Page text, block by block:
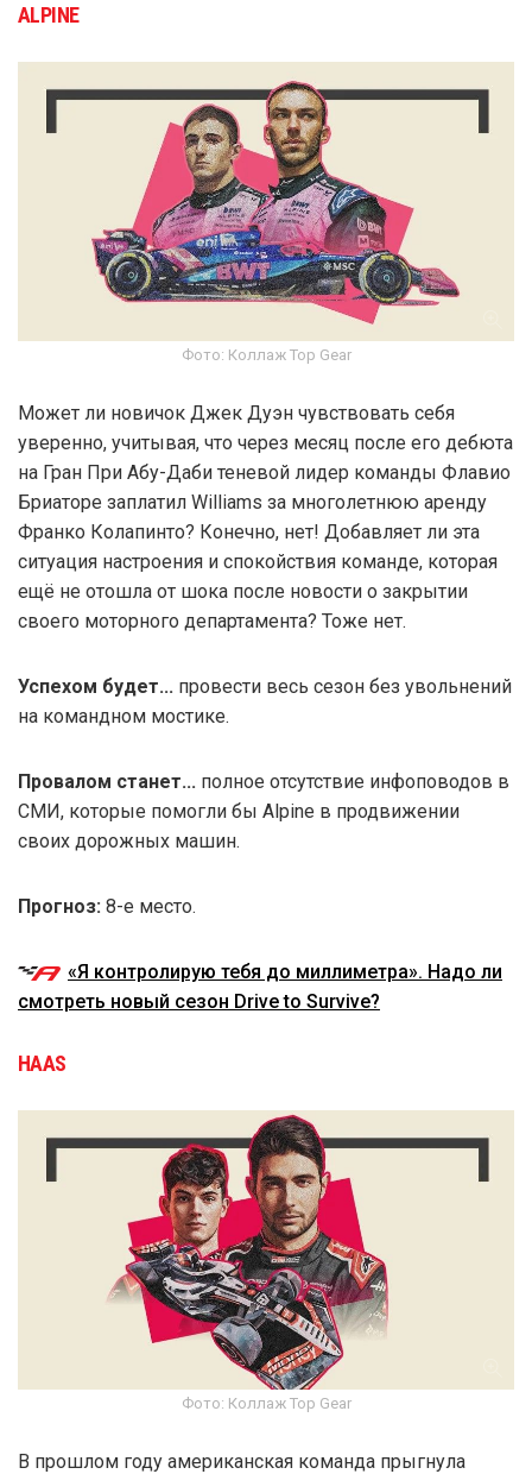
ALPINE
Фото: Коллаж Top Gear
Может ли новичок Джек Дуэн чувствовать себя
уверенно, учитывая, что через месяц после его дебюта
на Гран При Абу-Даби теневой лидер команды Флавио
Бриаторе заплатил Williams за многолетнюю аренду
Франко Колапинто? Конечно, нет! Добавляет ли эта
ситуация настроения и спокойствия команде, которая
ещё не отошла от шока после новости о закрытии
своего моторного департамента? Тоже нет.
Успехом будет... провести весь сезон без увольнений
на командном мостике.
Провалом станет... полное отсутствие инфоповодов в
СМИ, которые помогли бы Alpine в продвижении
своих дорожных машин.
Прогноз: 8-е место.
«Я контролирую тебя до миллиметра». Надо ли
смотреть новый сезон Drive to Survive?
HAAS
Фото: Коллаж Top Gear
В прошлом году американская команда прыгнула